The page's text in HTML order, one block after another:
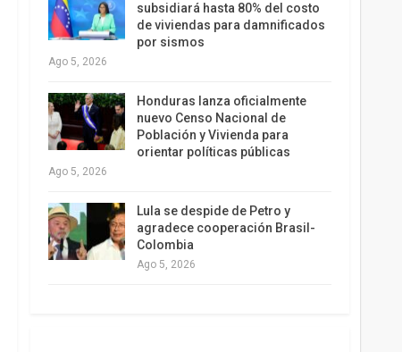
subsidiará hasta 80% del costo
de viviendas para damnificados
por sismos
Ago 5, 2026
Honduras lanza oficialmente
nuevo Censo Nacional de
Población y Vivienda para
orientar políticas públicas
Ago 5, 2026
Lula se despide de Petro y
agradece cooperación Brasil-
Colombia
Ago 5, 2026